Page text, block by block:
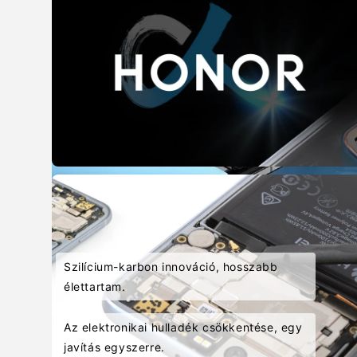
Szilícium-karbon innováció, hosszabb
élettartam.
Az elektronikai hulladék csökkentése, egy
javítás egyszerre.